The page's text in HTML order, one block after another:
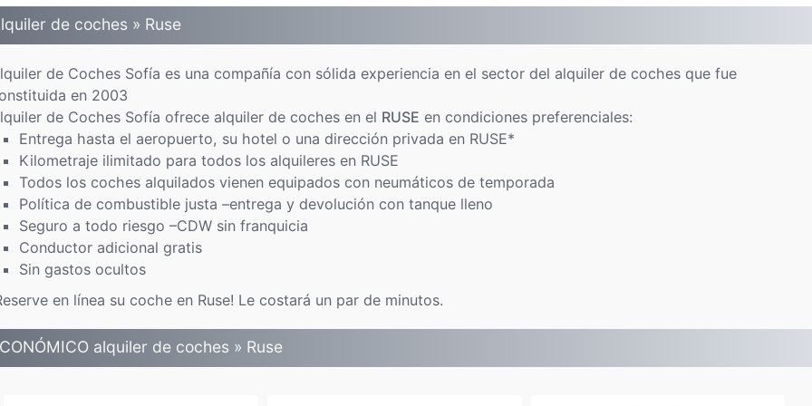
de coches » Ruse
de Coches Sofía es una compañía con sólida experiencia en el sector del alquiler de coches que fue
en 2003
de Coches Sofía ofrece alquiler de coches en el RUSE en condiciones preferenciales:
Entrega hasta el aeropuerto, su hotel o una dirección privada en RUSE*
Kilometraje ilimitado para todos los alquileres en RUSE
Todos los coches alquilados vienen equipados con neumáticos de temporada
Política de combustible justa –entrega y devolución con tanque lleno
Seguro a todo riesgo –CDW sin franquicia
Conductor adicional gratis
Sin gastos ocultos
en línea su coche en Ruse! Le costará un par de minutos.
alquiler de coches » Ruse